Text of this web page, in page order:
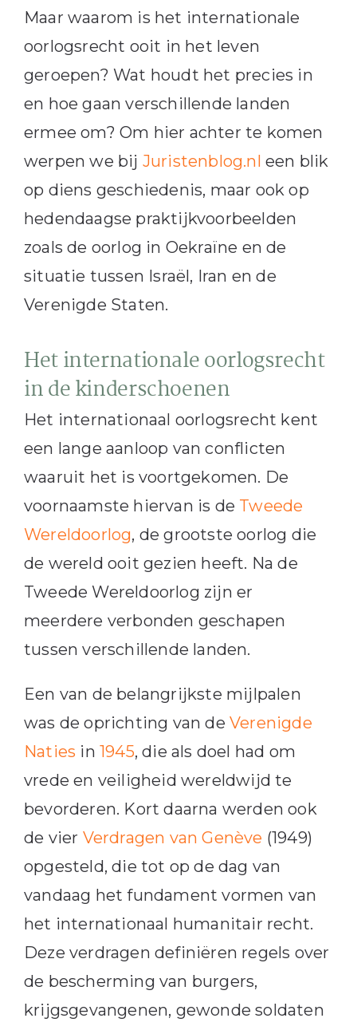
Maar waarom is het internationale
oorlogsrecht ooit in het leven
geroepen? Wat houdt het precies in
en hoe gaan verschillende landen
ermee om? Om hier achter te komen
werpen we bij Juristenblog.nl een blik
op diens geschiedenis, maar ook op
hedendaagse praktijkvoorbeelden
zoals de oorlog in Oekraïne en de
situatie tussen Israël, Iran en de
Verenigde Staten.
Het internationale oorlogsrecht
in de kinderschoenen
Het internationaal oorlogsrecht kent
een lange aanloop van conflicten
waaruit het is voortgekomen. De
voornaamste hiervan is de Tweede
Wereldoorlog, de grootste oorlog die
de wereld ooit gezien heeft. Na de
Tweede Wereldoorlog zijn er
meerdere verbonden geschapen
tussen verschillende landen.
Een van de belangrijkste mijlpalen
was de oprichting van de Verenigde
Naties in 1945, die als doel had om
vrede en veiligheid wereldwijd te
bevorderen. Kort daarna werden ook
de vier Verdragen van Genève (1949)
opgesteld, die tot op de dag van
vandaag het fundament vormen van
het internationaal humanitair recht.
Deze verdragen definiëren regels over
de bescherming van burgers,
krijgsgevangenen, gewonde soldaten